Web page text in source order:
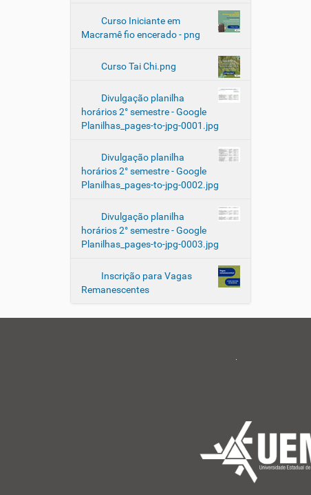
Curso Iniciante em
Macramê fio encerado - png
Curso Tai Chi.png
Divulgação planilha
horários 2° semestre - Google
Planilhas_pages-to-jpg-0001.jpg
Divulgação planilha
horários 2° semestre - Google
Planilhas_pages-to-jpg-0002.jpg
Divulgação planilha
horários 2° semestre - Google
Planilhas_pages-to-jpg-0003.jpg
Inscrição para Vagas
Remanescentes